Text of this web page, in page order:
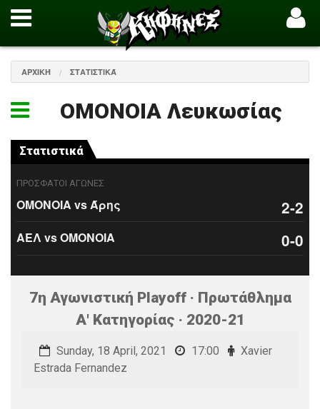
ΑΡΧΙΚΉ ΣΤΑΤΙΣΤΙΚΆ
ΟΜΟΝΟΙΑ Λευκωσίας
Στατιστικά
ΠΡΟΣΦΑΤΟΙ ΑΓΩΝΕΣ
ΟΜΟΝΟΙΑ vs Άρης 2-2
ΑΕΛ vs ΟΜΟΝΟΙΑ 0-0
7η Αγωνιστική Playoff · Πρωτάθλημα
Α' Κατηγορίας · 2020-21
Sunday, 18 April, 2021 17:00
Xavier
Estrada Fernandez